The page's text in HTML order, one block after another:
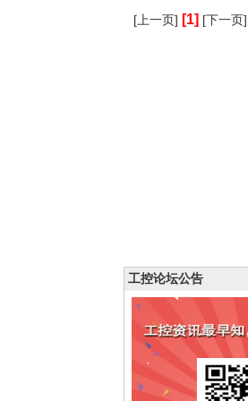
[上一页] [1] [下一页]
工控论坛公告